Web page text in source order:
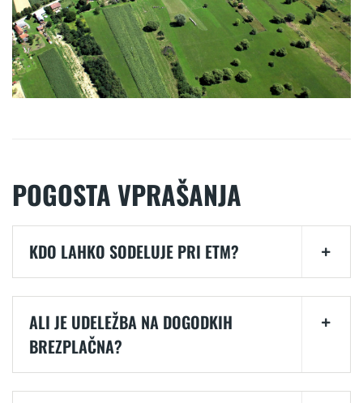
POGOSTA VPRAŠANJA
KDO LAHKO SODELUJE PRI ETM?
ALI JE UDELEŽBA NA DOGODKIH
BREZPLAČNA?